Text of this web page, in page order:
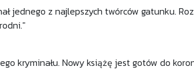
jednego z najlepszych twórców gatunku.
kryminału. Nowy książę jest gotów do